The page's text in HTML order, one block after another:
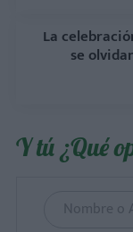
La
se
Y tú ¿Qué